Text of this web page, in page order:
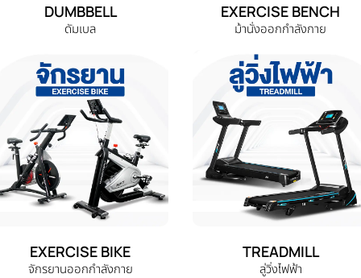
DUMBBELL
ดัมเบล
EXERCISE BENCH
ม้านั่งออกกำลังกาย
EXERCISE BIKE
จักรยานออกกำลังกาย
TREADMILL
ลู่วิ่งไฟฟ้า